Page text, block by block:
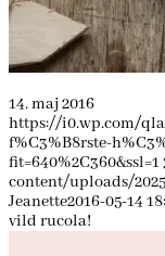
14. maj 2016
https://i0.wp.com/
f%C3%B8rste-
fit=640%2C360&ssl=1
content/uploads/
Jeanette2016-05-14
vild rucola!